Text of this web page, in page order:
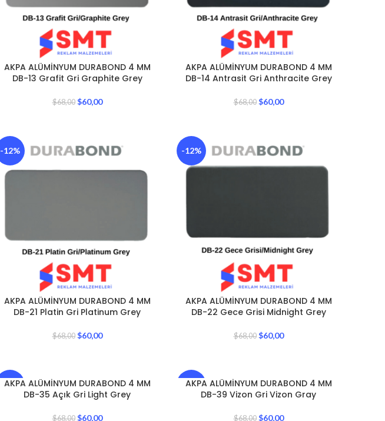
AKPA ALÜMİNYUM DURABOND 4 MM
DB-13 Grafit Gri Graphite Grey
$68,00 $60,00
AKPA ALÜMİNYUM DURABOND 4 MM
DB-14 Antrasit Gri Anthracite Grey
$68,00 $60,00
-12%
AKPA ALÜMİNYUM DURABOND 4 MM
DB-21 Platin Gri Platinum Grey
$68,00 $60,00
-12%
AKPA ALÜMİNYUM DURABOND 4 MM
DB-22 Gece Grisi Midnight Grey
$68,00 $60,00
-12%
AKPA ALÜMİNYUM DURABOND 4 MM
DB-35 Açık Gri Light Grey
$68,00 $60,00
-12%
AKPA ALÜMİNYUM DURABOND 4 MM
DB-39 Vizon Gri Vizon Gray
$68,00 $60,00